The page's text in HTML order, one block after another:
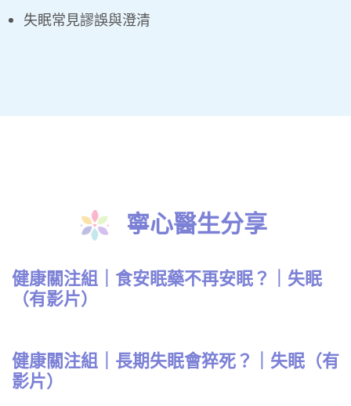
失眠常見謬誤與澄清
寧心醫生分享
健康關注組｜食安眠藥不再安眠？｜失眠
（有影片）
健康關注組｜長期失眠會猝死？｜失眠（有
影片）